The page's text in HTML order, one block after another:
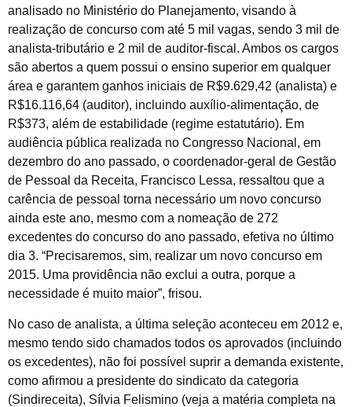
analisado no Ministério do Planejamento, visando à
realização de concurso com até 5 mil vagas, sendo 3 mil de
analista-tributário e 2 mil de auditor-fiscal. Ambos os cargos
são abertos a quem possui o ensino superior em qualquer
área e garantem ganhos iniciais de R$9.629,42 (analista) e
R$16.116,64 (auditor), incluindo auxílio-alimentação, de
R$373, além de estabilidade (regime estatutário). Em
audiência pública realizada no Congresso Nacional, em
dezembro do ano passado, o coordenador-geral de Gestão
de Pessoal da Receita, Francisco Lessa, ressaltou que a
carência de pessoal torna necessário um novo concurso
ainda este ano, mesmo com a nomeação de 272
excedentes do concurso do ano passado, efetiva no último
dia 3. “Precisaremos, sim, realizar um novo concurso em
2015. Uma providência não exclui a outra, porque a
necessidade é muito maior”, frisou.
No caso de analista, a última seleção aconteceu em 2012 e,
mesmo tendo sido chamados todos os aprovados (incluindo
os excedentes), não foi possível suprir a demanda existente,
como afirmou a presidente do sindicato da categoria
(Sindireceita), Sílvia Felismino (veja a matéria completa na